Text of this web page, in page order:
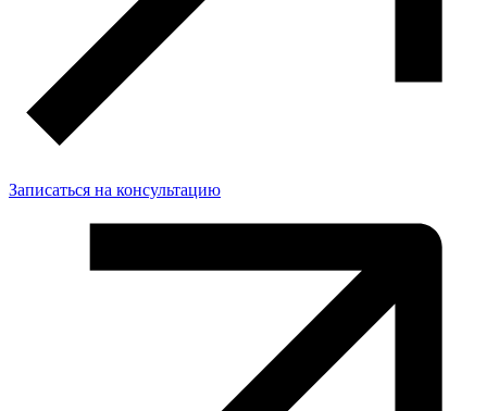
Записаться на консультацию